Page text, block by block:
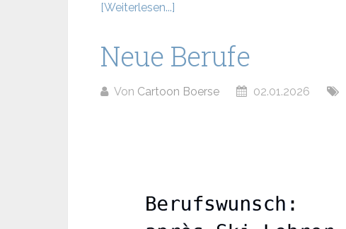
[Weiterlesen...]
Neue Berufe
Von Cartoon Boerse 02.01.2026